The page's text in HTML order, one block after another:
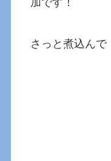
さっと煮込んで